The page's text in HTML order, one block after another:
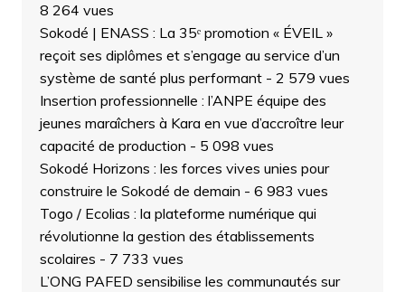
8 264 vues
Sokodé | ENASS : La 35ᵉ promotion « ÉVEIL »
reçoit ses diplômes et s’engage au service d’un
système de santé plus performant- 2 579 vues
Insertion professionnelle : l’ANPE équipe des
jeunes maraîchers à Kara en vue d’accroître leur
capacité de production - 5 098 vues
Sokodé Horizons : les forces vives unies pour
construire le Sokodé de demain - 6 983 vues
Togo / Ecolias : la plateforme numérique qui
révolutionne la gestion des établissements
scolaires - 7 733 vues
L’ONG PAFED sensibilise les communautés sur